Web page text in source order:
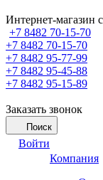
Интернет-магазин
+7 8482 70-15-70
+7 8482 70-15-70
+7 8482 95-77-99
+7 8482 95-45-88
+7 8482 95-15-89
Заказать звонок
Поиск
Войти
Компания